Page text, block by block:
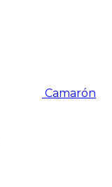
Camarón